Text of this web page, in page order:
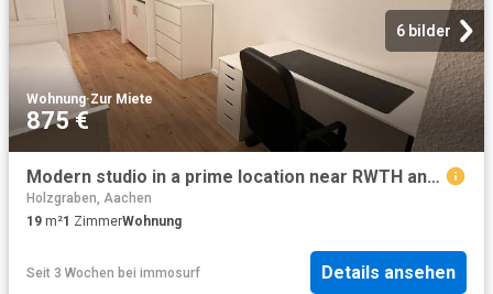
6 bilder
Wohnung·Zur Miete
875 €
Modern studio in a prime location near RWTH and the city centre, Aachen Amsterdam Apartments for Rent
Holzgraben, Aachen
19 m²1 ZimmerWohnung
Seit 3 Wochen bei immosurf Details ansehen